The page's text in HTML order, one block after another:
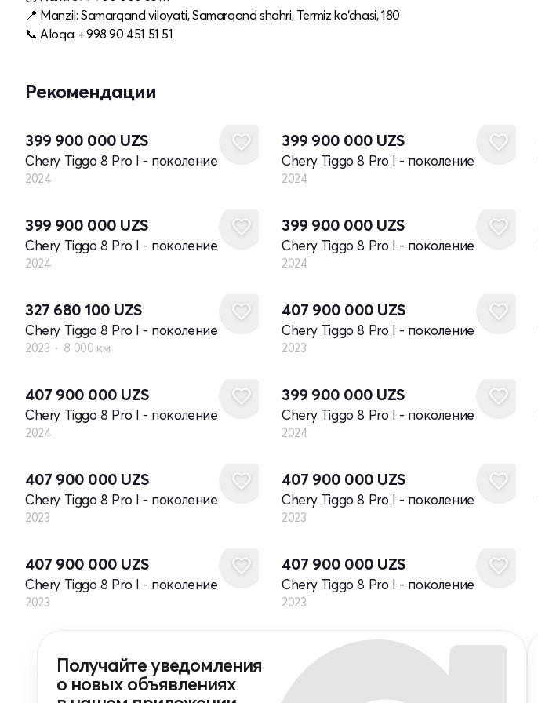
📍 Manzil: Samarqand viloyati, Samarqand shahri, Termiz ko‘chasi, 180
📞 Aloqa: +998 90 451 51 51
Рекомендации
399 900 000 UZS
Chery Tiggo 8 Pro I - поколение
2024
399 900 000 UZS
Chery Tiggo 8 Pro I - поколение
2024
399 900 000 UZS
Chery Tiggo 8 Pro I - поколение
2024
399 900 000 UZS
Chery Tiggo 8 Pro I - поколение
2024
327 680 100 UZS
Chery Tiggo 8 Pro I - поколение
2023 8 000 км
407 900 000 UZS
Chery Tiggo 8 Pro I - поколение
2023
407 900 000 UZS
Chery Tiggo 8 Pro I - поколение
2024
399 900 000 UZS
Chery Tiggo 8 Pro I - поколение
2024
407 900 000 UZS
Chery Tiggo 8 Pro I - поколение
2023
407 900 000 UZS
Chery Tiggo 8 Pro I - поколение
2023
407 900 000 UZS
Chery Tiggo 8 Pro I - поколение
2023
407 900 000 UZS
Chery Tiggo 8 Pro I - поколение
2023
Получайте уведомления
о новых объявлениях